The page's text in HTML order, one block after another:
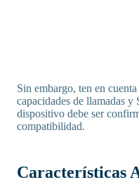
Sin embargo, ten en
capacidades de llamadas
dispositivo debe ser
compatibilidad.
Características